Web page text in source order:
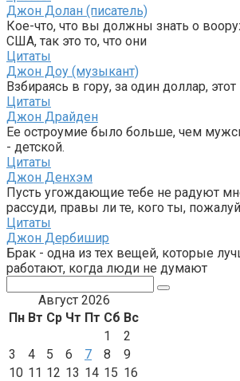
Джон Долан (писатель)
Кое-что, что вы должны знать о
США, так это то, что они
Цитаты
Джон Доу (музыкант)
Взбираясь в гору, за один доллар,
Цитаты
Джон Драйден
Ее остроумие было больше, чем
- детской.
Цитаты
Джон Денхэм
Пусть угождающие тебе не радуют
рассуди, правы ли те, кого ты,
Цитаты
Джон Дербишир
Брак - одна из тех вещей, которые
работают, когда люди не думают
Август 2026
Пн Вт Ср Чт Пт Сб Вс
1
2
3
4 5 6 7 8
9
10 11 12 13 14 15 16